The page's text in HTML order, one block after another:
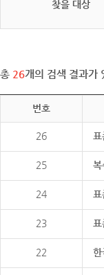
찾을 대상
총 26개의 검색 결과가
번호
26
25
24
23
22 한